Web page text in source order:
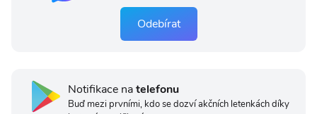
Odebírat
Notifikace natelefonu
Buď mezi prvními, kdo se dozví akčních letenkách díky